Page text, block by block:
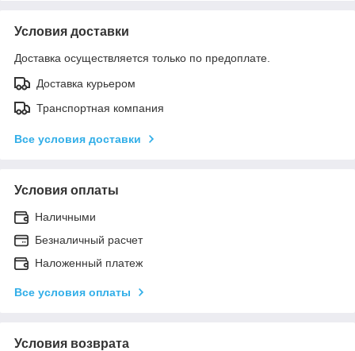
Условия доставки
Доставка осуществляется только по предоплате.
Доставка курьером
Транспортная компания
Все условия доставки
Условия оплаты
Наличными
Безналичный расчет
Наложенный платеж
Все условия оплаты
Условия возврата